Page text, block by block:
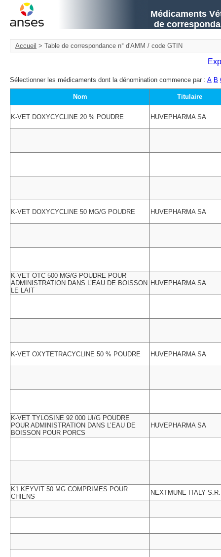
Médicaments
de
Accueil > Table de correspondance n° d'AMM / code GTIN
Sélectionner les médicaments dont la dénomination commence par : A B
Nom Titulaire
K-VET DOXYCYCLINE 20 % POUDRE HUVEPHARMA SA
K-VET DOXYCYCLINE 50 MG/G POUDRE HUVEPHARMA SA
K-VET OTC 500 MG/G POUDRE POUR
ADMINISTRATION DANS L’EAU DE BOISSON
LE LAIT
HUVEPHARMA SA
K-VET OXYTETRACYCLINE 50 % POUDRE HUVEPHARMA SA
K-VET TYLOSINE 92 000 UI/G POUDRE
POUR ADMINISTRATION DANS L’EAU DE
BOISSON POUR PORCS
HUVEPHARMA SA
K1 KEYVIT 50 MG COMPRIMES POUR
CHIENS
NEXTMUNE ITALY